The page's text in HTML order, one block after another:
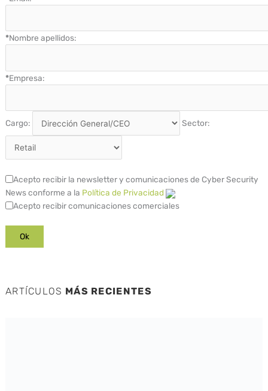
*Nombre apellidos:
*Empresa:
Cargo: Sector:
Acepto recibir la newsletter y comunicaciones de Cyber Security
News conforme a la Política de Privacidad
Acepto recibir comunicaciones comerciales
ARTÍCULOS MÁS RECIENTES